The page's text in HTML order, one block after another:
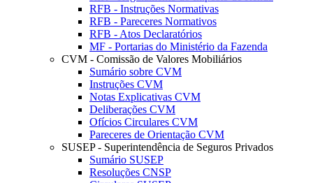
RFB - Instruções Normativas
RFB - Pareceres Normativos
RFB - Atos Declaratórios
MF - Portarias do Ministério da Fazenda
CVM - Comissão de Valores Mobiliários
Sumário sobre CVM
Instruções CVM
Notas Explicativas CVM
Deliberações CVM
Ofícios Circulares CVM
Pareceres de Orientação CVM
SUSEP - Superintendência de Seguros Privados
Sumário SUSEP
Resoluções CNSP